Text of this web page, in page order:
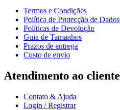
Termos e Condições
Política de Protecção de Dados
Políticas de Devolução
Guia de Tamanhos
Prazos de entrega
Custo de envio
Atendimento ao cliente
Contato & Ajuda
Login / Registrar